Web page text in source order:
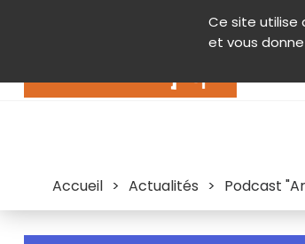
Ce site utilise
et vous
Contenu Aide et
Accueil > Actualités > Podcast